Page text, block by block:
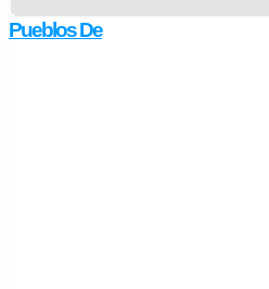
Pueblos De